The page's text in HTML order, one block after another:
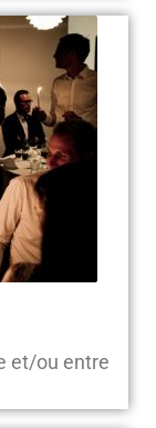
et/ou entre